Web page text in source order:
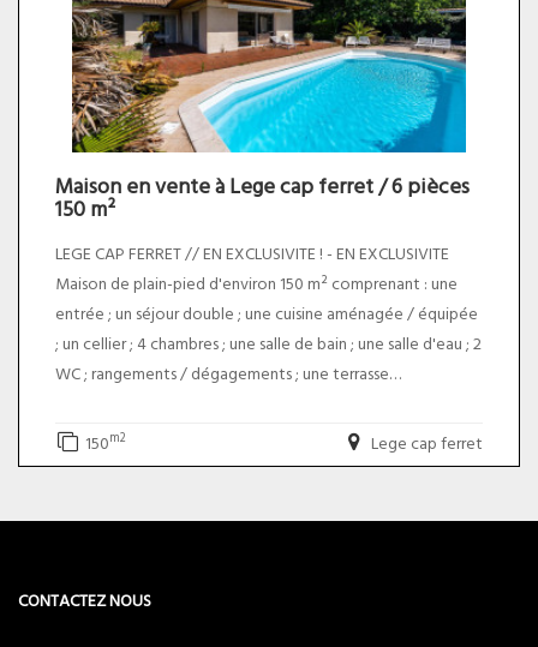
Maison en vente à Lege cap ferret / 6 pièces
150 m²
LEGE CAP FERRET // EN EXCLUSIVITE ! - EN EXCLUSIVITE
Maison de plain-pied d'environ 150 m² comprenant : une
entrée ; un séjour double ; une cuisine aménagée / équipée
; un cellier ; 4 chambres ; une salle de bain ; une salle d'eau ; 2
WC ; rangements / dégagements ; une terrasse
viennent compléter ce bien
de 1 330 000,00 euros plus 4,50% TTC d'honoraires charge
150m2 Lege cap ferret
CONTACTEZ NOUS